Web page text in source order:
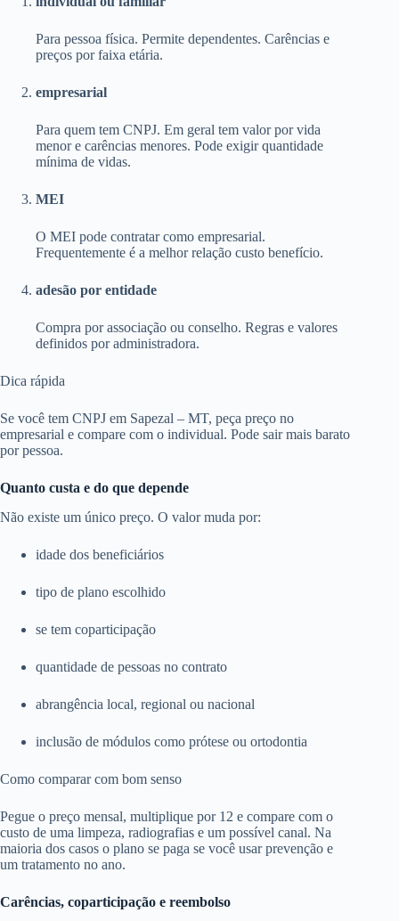
Para pessoa física. Permite dependentes. Carências e
preços por faixa etária.
empresarial
Para quem tem CNPJ. Em geral tem valor por vida
menor e carências menores. Pode exigir quantidade
mínima de vidas.
MEI
O MEI pode contratar como empresarial.
Frequentemente é a melhor relação custo benefício.
adesão por entidade
Compra por associação ou conselho. Regras e valores
definidos por administradora.
Dica rápida
Se você tem CNPJ em Sapezal – MT, peça preço no
empresarial e compare com o individual. Pode sair mais barato
por pessoa.
Quanto custa e do que depende
Não existe um único preço. O valor muda por:
idade dos beneficiários
tipo de plano escolhido
se tem coparticipação
quantidade de pessoas no contrato
abrangência local, regional ou nacional
inclusão de módulos como prótese ou ortodontia
Como comparar com bom senso
Pegue o preço mensal, multiplique por 12 e compare com o
custo de uma limpeza, radiografias e um possível canal. Na
maioria dos casos o plano se paga se você usar prevenção e
um tratamento no ano.
Carências, coparticipação e reembolso